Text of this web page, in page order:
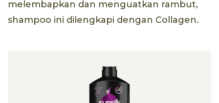
melembapkan dan menguatkan rambut,
shampoo ini dilengkapi dengan Collagen.